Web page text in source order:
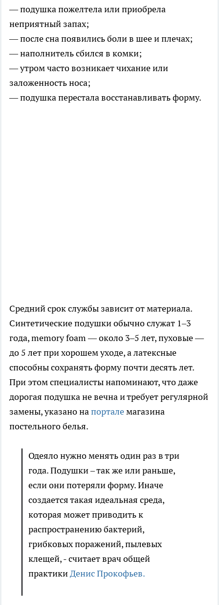
— подушка пожелтела или приобрела
неприятный запах;
— после сна появились боли в шее и плечах;
— наполнитель сбился в комки;
— утром часто возникает чихание или
заложенность носа;
— подушка перестала восстанавливать форму.
Средний срок службы зависит от материала.
Синтетические подушки обычно служат 1–3
года, memory foam — около 3–5 лет, пуховые —
до 5 лет при хорошем уходе, а латексные
способны сохранять форму почти десять лет.
При этом специалисты напоминают, что даже
дорогая подушка не вечна и требует регулярной
замены, указано напорталемагазина
постельного белья.
Одеяло нужно менять один раз в три
года. Подушки – так же или раньше,
если они потеряли форму. Иначе
создается такая идеальная среда,
которая может приводить к
распространению бактерий,
грибковых поражений, пылевых
клещей, - считает врач общей
практикиДенис Прокофьев.